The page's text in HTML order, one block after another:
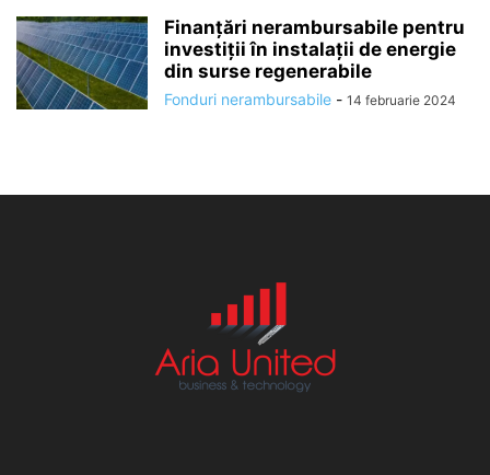
Finanțări nerambursabile pentru
investiții în instalații de energie
din surse regenerabile
Fonduri nerambursabile - 14 februarie 2024